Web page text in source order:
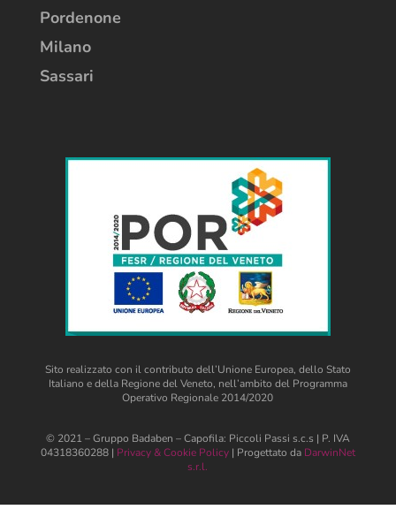
Pordenone
Milano
Sassari
Sito realizzato con il contributo dell’Unione Europea, dello Stato
Italiano e della Regione del Veneto, nell’ambito del Programma
Operativo Regionale 2014/2020
© 2021 – Gruppo Badaben – Capofila: Piccoli Passi s.c.s | P. IVA
04318360288 | Privacy & Cookie Policy| Progettato da DarwinNet
s.r.l.